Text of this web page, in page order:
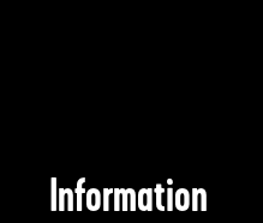
Information